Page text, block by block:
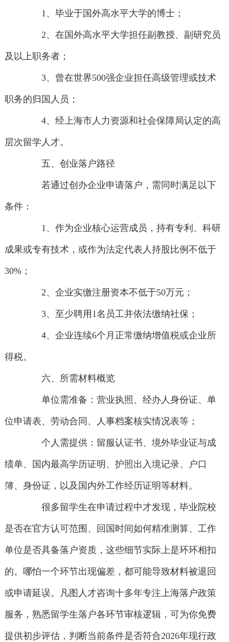
1、毕业于国外高水平大学的博士；
2、在国外高水平大学担任副教授、副研究员
及以上职务者；
3、曾在世界500强企业担任高级管理或技术
职务的归国人员；
4、经上海市人力资源和社会保障局认定的高
层次留学人才。
五、创业落户路径
若通过创办企业申请落户，需同时满足以下
条件：
1、作为企业核心运营成员，持有专利、科研
成果或专有技术，或作为法定代表人持股比例不低于
30%；
2、企业实缴注册资本不低于50万元；
3、至少聘用1名员工并依法缴纳社保；
4、企业连续6个月正常缴纳增值税或企业所
得税。
六、所需材料概览
单位需准备：营业执照、经办人身份证、单
位申请表、劳动合同、人事档案核实情况表等；
个人需提供：留服认证书、境外毕业证与成
绩单、国内最高学历证明、护照出入境记录、户口
簿、身份证，以及国内外工作经历证明等材料。
很多留学生在申请过程中才发现，毕业院校
是否在官方认可范围、回国时间如何精准测算、工作
单位是否具备落户资质，这些细节实际上是环环相扣
的。哪怕一个环节出现偏差，都可能导致材料被退回
或申请延误。凡图人才咨询十多年专注上海落户政策
服务，熟悉留学生落户各环节审核逻辑，可为你免费
提供初步评估，判断当前条件是否符合2026年现行政